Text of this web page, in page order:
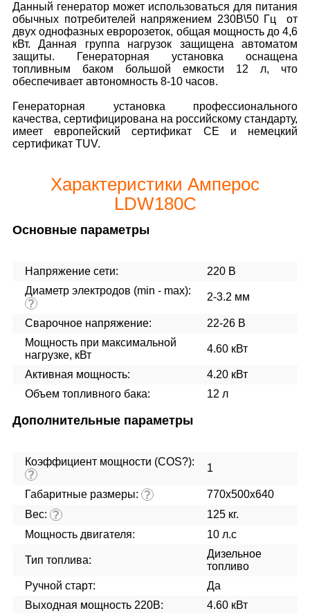
Данный генератор может использоваться для питания
обычных потребителей напряжением 230В\50 Гц от
двух однофазных евророзеток, общая мощность до 4,6
кВт. Данная группа нагрузок защищена автоматом
защиты. Генераторная установка оснащена
топливным баком большой емкости 12 л, что
обеспечивает автономность 8-10 часов.
Генераторная установка профессионального
качества, сертифицирована на российскому стандарту,
имеет европейский сертификат CE и немецкий
сертификат TUV.
Характеристики Амперос
LDW180С
Основные параметры
Напряжение сети:
220 В
Диаметр электродов (min - max):
?
2-3.2 мм
Сварочное напряжение:
22-26 В
Мощность при максимальной
нагрузке, кВт
4.60 кВт
Активная мощность:
4.20 кВт
Объем топливного бака:
12 л
Дополнительные параметры
Коэффициент мощности (COS?):
?
1
Габаритные размеры: ?
770x500x640
Вес: ?
125 кг.
Мощность двигателя:
10 л.с
Тип топлива:
Дизельное
топливо
Ручной старт:
Да
Выходная мощность 220В:
4.60 кВт